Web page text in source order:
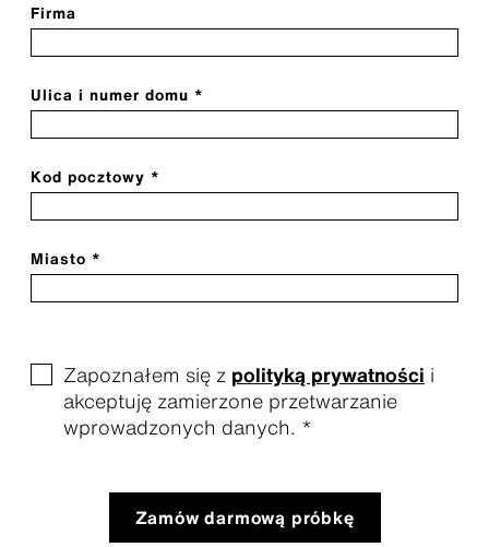
Firma
Ulica i numer domu *
Kod pocztowy *
Miasto *
Zapoznałem się z polityką prywatności i
akceptuję zamierzone przetwarzanie
wprowadzonych danych. *
Zamów darmową próbkę